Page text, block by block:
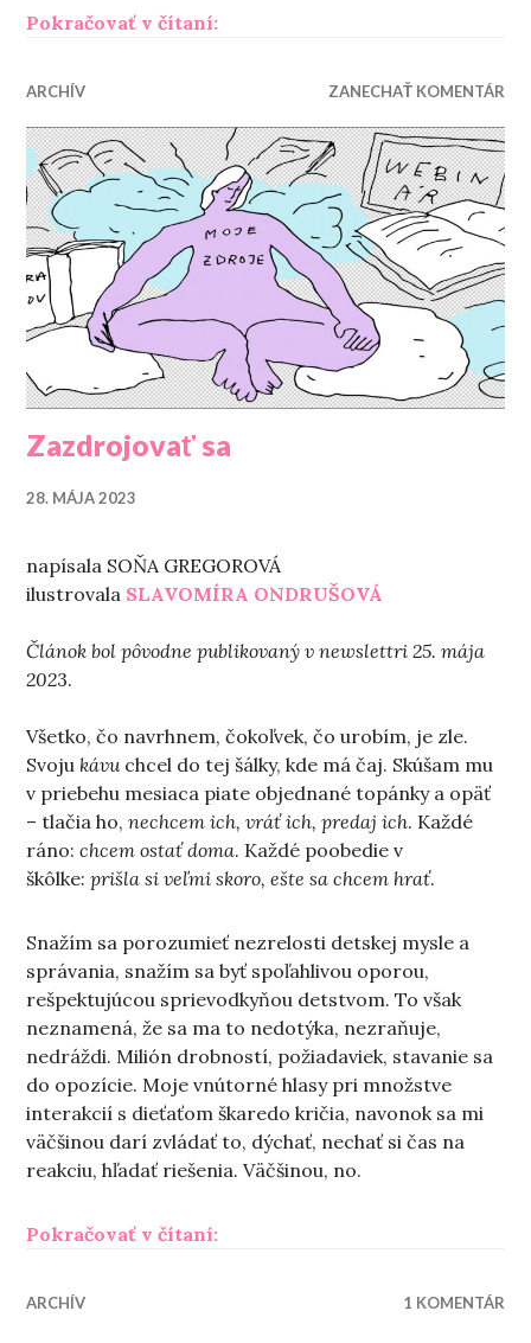
Pokračovať v čítaní:„Zbližovanie sa v odcudzení“
ARCHÍV ZANECHAŤ KOMENTÁR
Zazdrojovať sa
28. MÁJA 2023
napísala SOŇA GREGOROVÁ
ilustrovala SLAVOMÍRA ONDRUŠOVÁ
Článok bol pôvodne publikovaný v newslettri 25. mája
2023.
Všetko, čo navrhnem, čokoľvek, čo urobím, je zle.
Svojukávu chcel do tej šálky, kde má čaj. Skúšam mu
v priebehu mesiaca piate objednané topánky a opäť
– tlačia ho,nechcem ich, vráť ich, predaj ich. Každé
ráno:chcem ostať doma. Každé poobedie v
škôlke:prišla si veľmi skoro, ešte sa chcem hrať.
Snažím sa porozumieť nezrelosti detskej mysle a
správania, snažím sa byť spoľahlivou oporou,
rešpektujúcou sprievodkyňou detstvom. To však
neznamená, že sa ma to nedotýka, nezraňuje,
nedráždi. Milión drobností, požiadaviek, stavanie sa
do opozície. Moje vnútorné hlasy pri množstve
interakcií s dieťaťom škaredo kričia, navonok sa mi
väčšinou darí zvládať to, dýchať, nechať si čas na
reakciu, hľadať riešenia. Väčšinou, no.
Pokračovať v čítaní:„Zazdrojovať sa“
ARCHÍV 1 KOMENTÁR